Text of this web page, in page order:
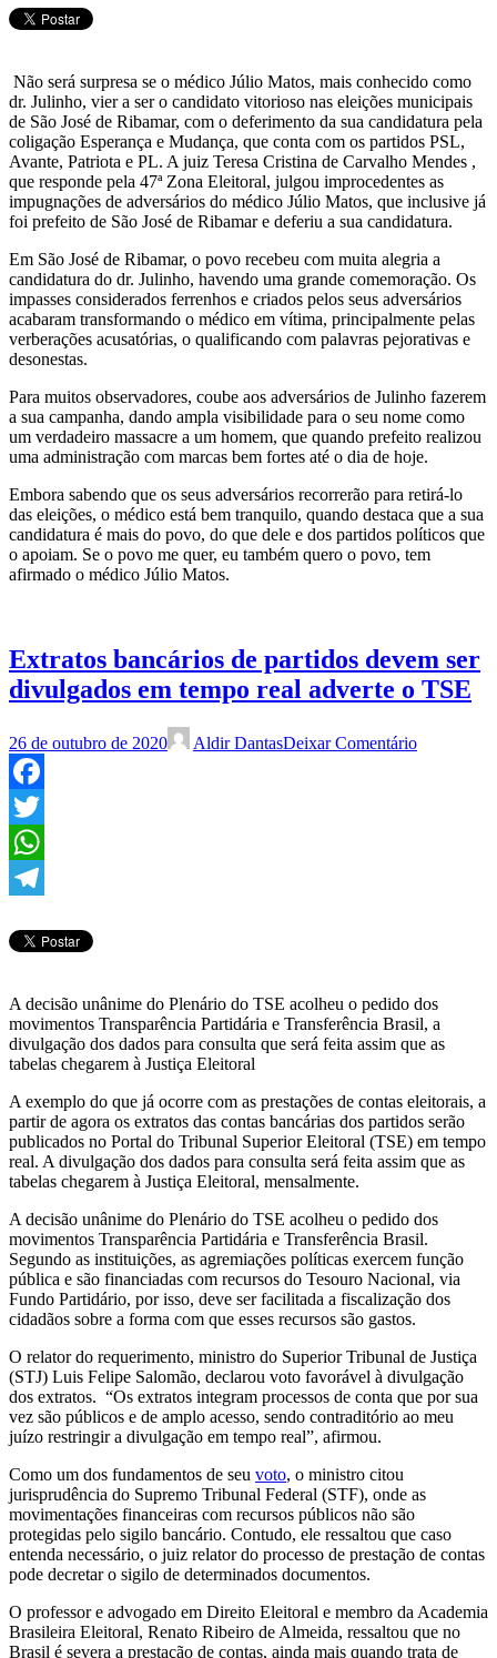
Não será surpresa se o médico Júlio Matos, mais conhecido como
dr. Julinho, vier a ser o candidato vitorioso nas eleições municipais
de São José de Ribamar, com o deferimento da sua candidatura pela
coligação Esperança e Mudança, que conta com os partidos PSL,
Avante, Patriota e PL. A juiz Teresa Cristina de Carvalho Mendes ,
que responde pela 47ª Zona Eleitoral, julgou improcedentes as
impugnações de adversários do médico Júlio Matos, que inclusive já
foi prefeito de São José de Ribamar e deferiu a sua candidatura.
Em São José de Ribamar, o povo recebeu com muita alegria a
candidatura do dr. Julinho, havendo uma grande comemoração. Os
impasses considerados ferrenhos e criados pelos seus adversários
acabaram transformando o médico em vítima, principalmente pelas
verberações acusatórias, o qualificando com palavras pejorativas e
desonestas.
Para muitos observadores, coube aos adversários de Julinho fazerem
a sua campanha, dando ampla visibilidade para o seu nome como
um verdadeiro massacre a um homem, que quando prefeito realizou
uma administração com marcas bem fortes até o dia de hoje.
Embora sabendo que os seus adversários recorrerão para retirá-lo
das eleições, o médico está bem tranquilo, quando destaca que a sua
candidatura é mais do povo, do que dele e dos partidos políticos que
o apoiam. Se o povo me quer, eu também quero o povo, tem
afirmado o médico Júlio Matos.
Extratos bancários de partidos devem ser
divulgados em tempo real adverte o TSE
26 de outubro de 2020 Aldir DantasDeixar Comentário
Facebook
Twitter
WhatsApp
A decisão unânime do Plenário do TSE acolheu o pedido dos
movimentos Transparência Partidária e Transferência Brasil, a
divulgação dos dados para consulta que será feita assim que as
tabelas chegarem à Justiça Eleitoral
A exemplo do que já ocorre com as prestações de contas eleitorais, a
partir de agora os extratos das contas bancárias dos partidos serão
publicados no Portal do Tribunal Superior Eleitoral (TSE) em tempo
real. A divulgação dos dados para consulta será feita assim que as
tabelas chegarem à Justiça Eleitoral, mensalmente.
A decisão unânime do Plenário do TSE acolheu o pedido dos
movimentos Transparência Partidária e Transferência Brasil.
Segundo as instituições, as agremiações políticas exercem função
pública e são financiadas com recursos do Tesouro Nacional, via
Fundo Partidário, por isso, deve ser facilitada a fiscalização dos
cidadãos sobre a forma com que esses recursos são gastos.
O relator do requerimento, ministro do Superior Tribunal de Justiça
(STJ) Luis Felipe Salomão, declarou voto favorável à divulgação
dos extratos. “Os extratos integram processos de conta que por sua
vez são públicos e de amplo acesso, sendo contraditório ao meu
juízo restringir a divulgação em tempo real”, afirmou.
Como um dos fundamentos de seu voto, o ministro citou
jurisprudência do Supremo Tribunal Federal (STF), onde as
movimentações financeiras com recursos públicos não são
protegidas pelo sigilo bancário. Contudo, ele ressaltou que caso
entenda necessário, o juiz relator do processo de prestação de contas
pode decretar o sigilo de determinados documentos.
O professor e advogado em Direito Eleitoral e membro da Academia
Brasileira Eleitoral, Renato Ribeiro de Almeida, ressaltou que no
Brasil é severa a prestação de contas, ainda mais quando trata de